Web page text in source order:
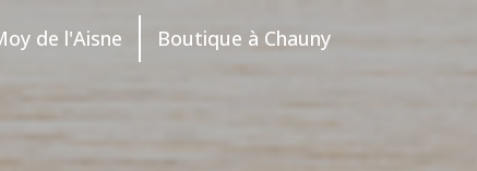
de l'Aisne Boutique à Chauny